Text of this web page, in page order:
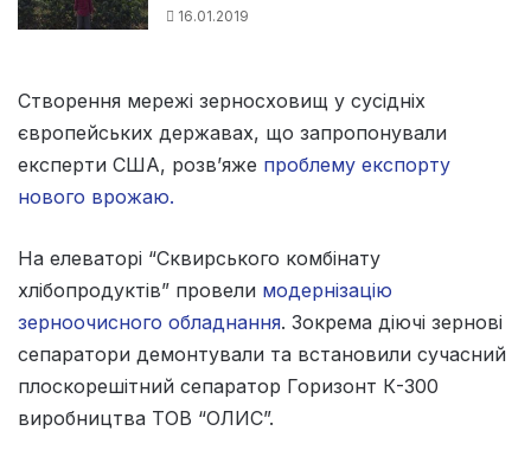
16.01.2019
Створення мережі зерносховищ у сусідніх
європейських державах, що запропонували
експерти США, розв’яже проблему експорту
нового врожаю.
На елеваторі “Сквирського комбінату
хлібопродуктів” провели модернізацію
зерноочисного обладнання. Зокрема діючі зернові
сепаратори демонтували та встановили сучасний
плоскорешітний сепаратор Горизонт К-300
виробництва ТОВ “ОЛИС”.